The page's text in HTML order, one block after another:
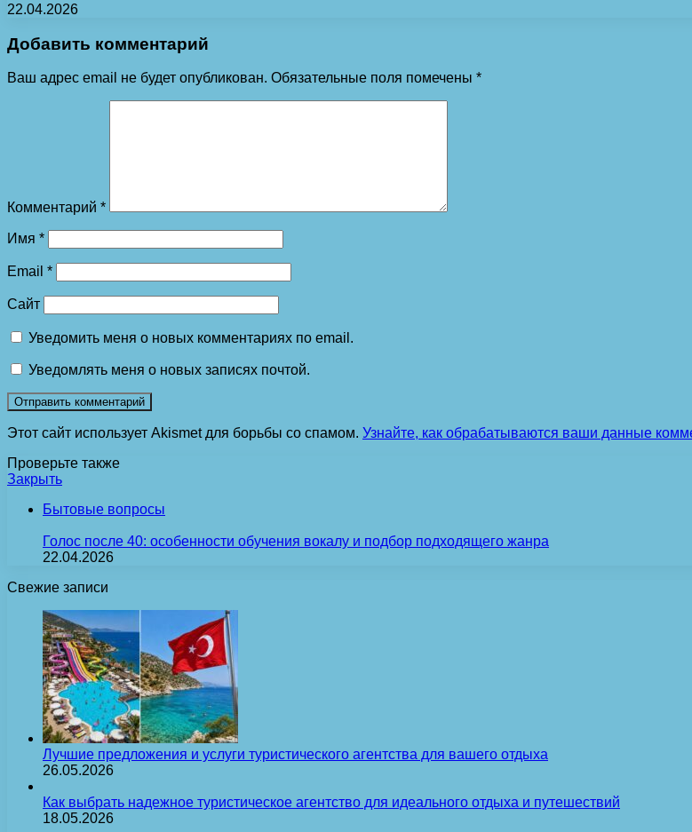
22.04.2026
Добавить комментарий
Ваш адрес email не будет опубликован. Обязательные поля помечены *
Комментарий *
Имя *
Email *
Сайт
Уведомить меня о новых комментариях по email.
Уведомлять меня о новых записях почтой.
Этот сайт использует Akismet для борьбы со спамом. Узнайте, как обрабатываются ваши данные
Проверьте также
Закрыть
Бытовые вопросы
Голос после 40: особенности обучения вокалу и подбор подходящего жанра
22.04.2026
Свежие записи
Лучшие предложения и услуги туристического агентства для вашего отдыха
26.05.2026
Как выбрать надежное туристическое агентство для идеального отдыха и путешествий
18.05.2026